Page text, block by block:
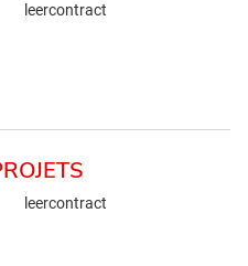
leercontract
leercontract